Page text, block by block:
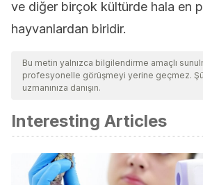
ve diğer birçok kültürde hala en
hayvanlardan biridir.
Bu metin yalnızca bilgilendirme amaçlı
profesyonelle görüşmeyi yerine geçmez.
uzmanınıza danışın.
Interesting Articles